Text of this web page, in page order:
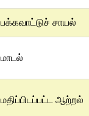
பக்கவாட்டுச் சாயல்
மாடல்
மதிப்பிடப்பட்ட ஆற்றல்